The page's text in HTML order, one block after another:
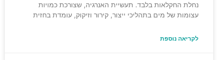
נחלת החקלאות בלבד. תעשיית האנרגיה, שצורכת כמויות
עצומות של מים בתהליכי ייצור, קירור וזיקוק, עומדת בחזית
לקריאה נוספת